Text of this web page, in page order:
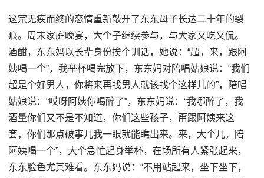
这宗无疾而终的恋情重新敲开了东东母子长达二十年的裂
痕。周末家庭晚宴，大个子继续参与，与大家又吃又侃。
酒酣，东东妈以长辈身份挨个训话，她说：“超，来，跟阿
姨喝一个”，我举杯喝完放下，东东妈对陪唱姑娘说：“我们
超是个好男人，你将来再找男人就该找个这样儿的”，陪唱
姑娘说：“哎呀阿姨你喝醉了”，东东妈说：“我哪醉了，我
酒量你们又不是不知道，你们这些孩子，甭跟阿姨来这
套，你们那点破事儿我一眼就能瞧出来。来，大个儿，陪
阿姨喝一个”，大个急忙起身举杯，在场所有人紧张起来，
东东脸色尤其难看。东东妈说：“不用站起来，坐下坐下，